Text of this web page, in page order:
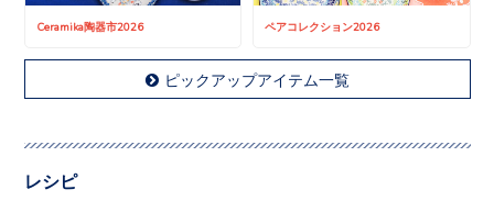
Ceramika陶器市2026 ペアコレクション2026
ピックアップアイテム一覧
レシピ